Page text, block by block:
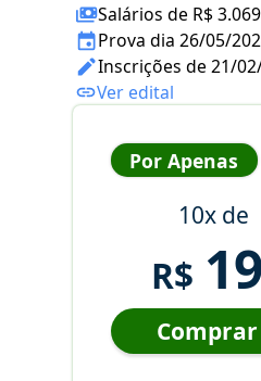
Salários de R$
Prova dia 26/05/
Inscrições de 21/
Ver edital
Por Apenas
10x de
R$